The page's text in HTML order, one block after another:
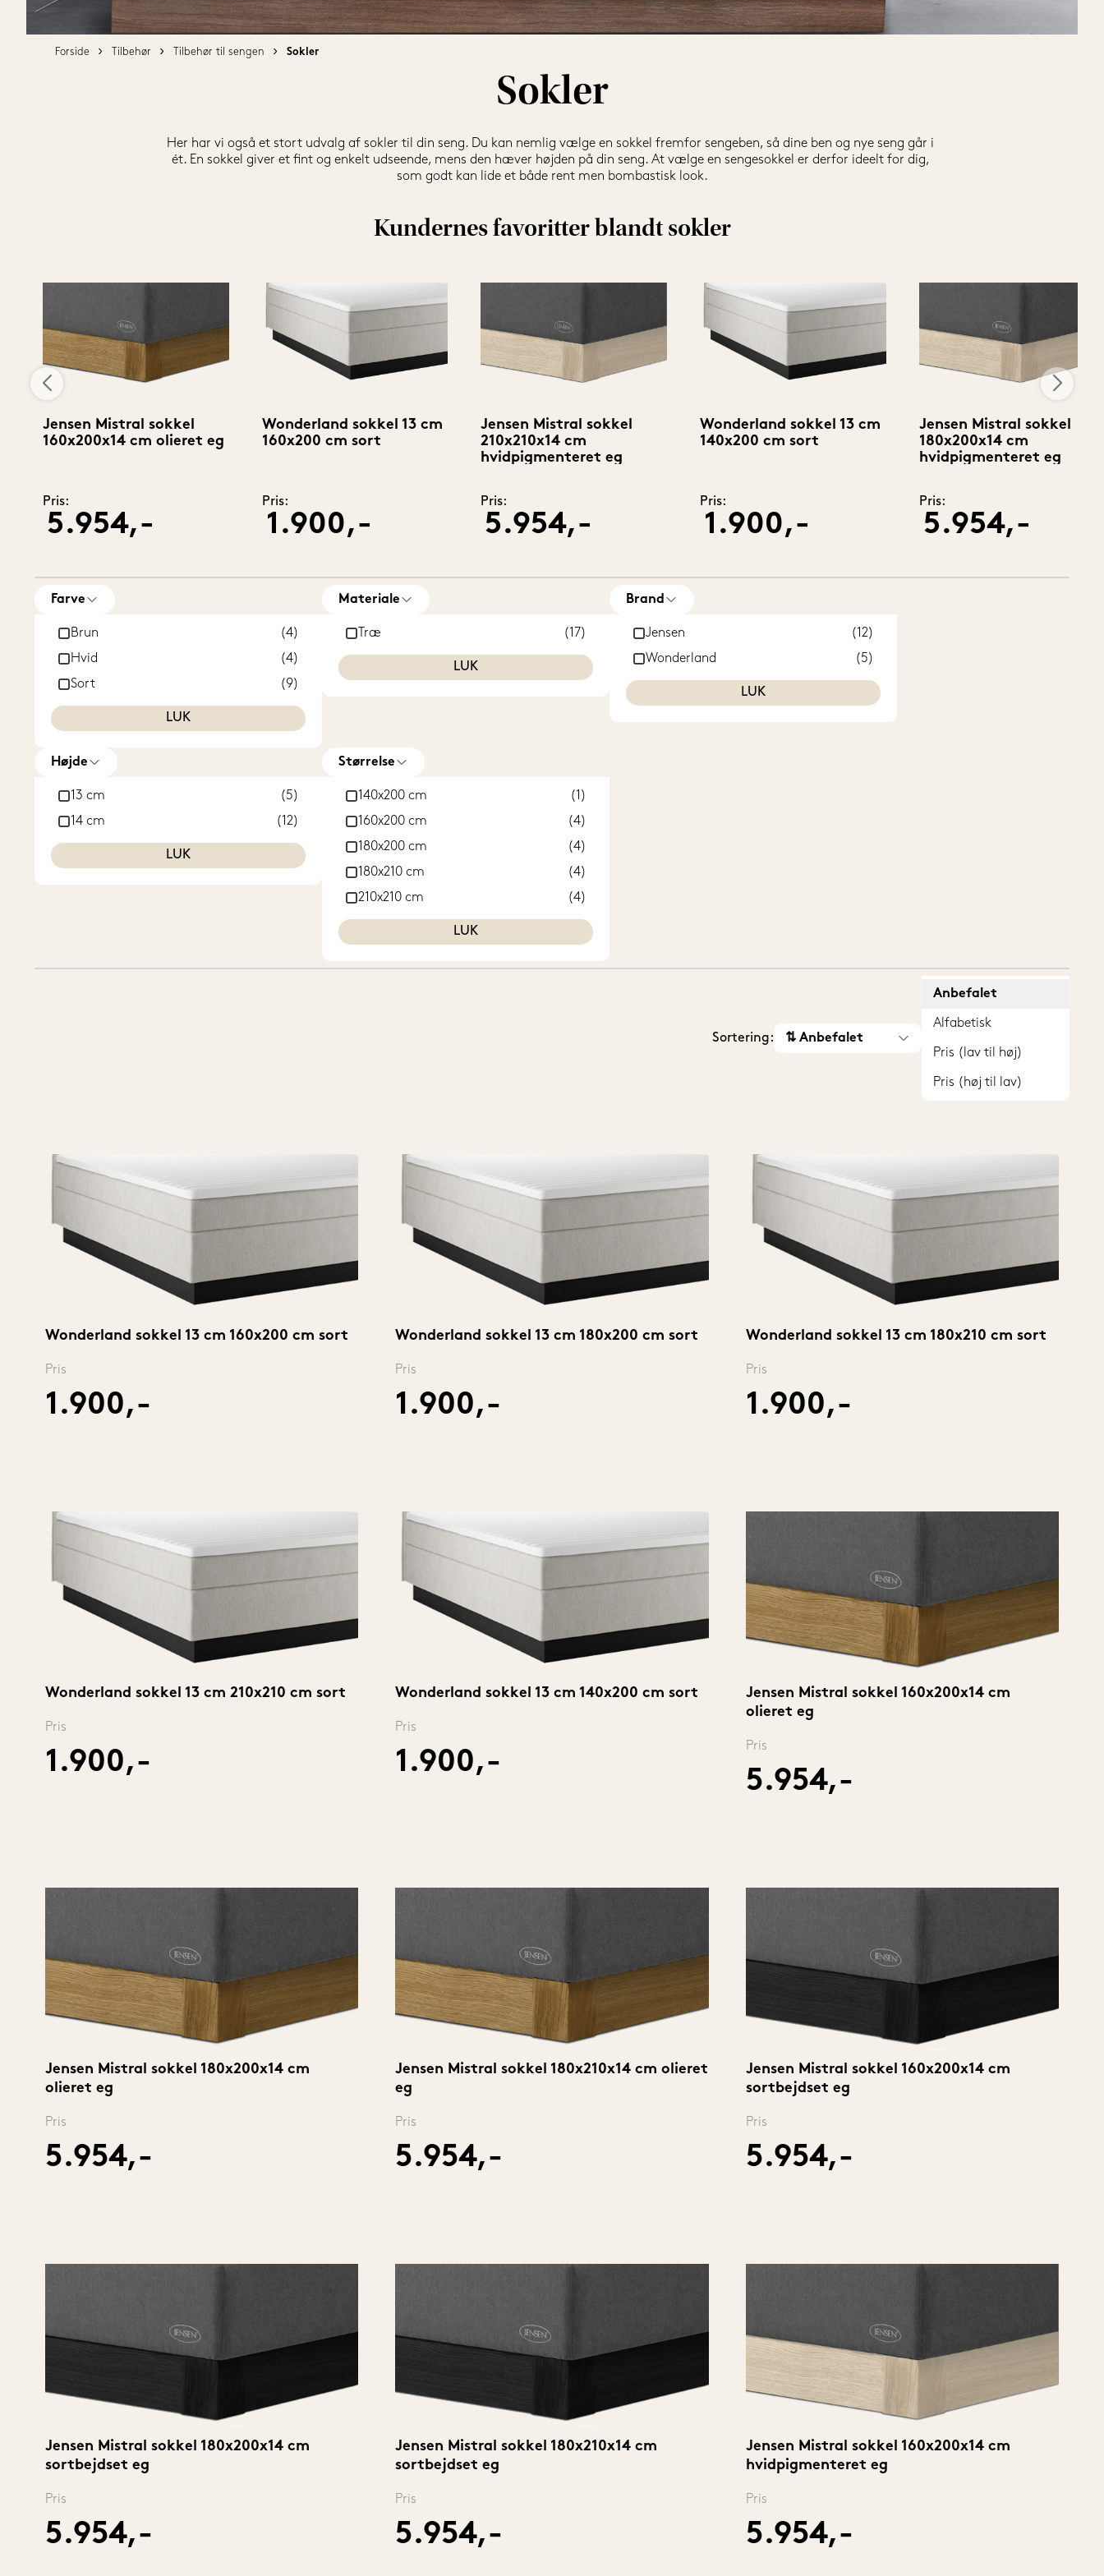
Alle senge
80x200 cm
80x200 cm
90x200 cm
Forside Tilbehør Tilbehør til sengen Sokler
Sokler
Her har vi også et stort udvalg af sokler til din seng. Du kan nemlig vælge en sokkel fremfor sengeben, så dine ben og nye seng går i
ét. En sokkel giver et fint og enkelt udseende, mens den hæver højden på din seng. At vælge en sengesokkel er derfor ideelt for dig,
som godt kan lide et både rent men bombastisk look.
Kundernes favoritter blandt sokler
Jensen Mistral sokkel
160x200x14 cm olieret eg
Pris:
5.954,-
Wonderland sokkel 13 cm
160x200 cm sort
Pris:
1.900,-
Jensen Mistral sokkel
210x210x14 cm
hvidpigmenteret eg
Pris:
5.954,-
Wonderland sokkel 13 cm
140x200 cm sort
Pris:
1.900,-
Jensen Mistral sokkel
180x200x14 cm
hvidpigmenteret eg
Pris:
5.954,-
Farve
Brun
(4)
Hvid
(4)
Sort
(9)
LUK
Materiale
Træ (17)
LUK
Brand
Jensen
(12)
Wonderland
(5)
LUK
Højde
13 cm
(5)
14 cm
(12)
LUK
Størrelse
140x200 cm
(1)
160x200 cm
(4)
180x200 cm
(4)
180x210 cm
(4)
210x210 cm
(4)
LUK
Sortering: ⇅ Anbefalet
Anbefalet
Alfabetisk
Pris (lav til høj)
Pris (høj til lav)
Wonderland sokkel 13 cm 160x200 cm sort
Pris
1.900,-
Wonderland sokkel 13 cm 180x200 cm sort
Pris
1.900,-
Wonderland sokkel 13 cm 180x210 cm sort
Pris
1.900,-
Wonderland sokkel 13 cm 210x210 cm sort
Pris
1.900,-
Wonderland sokkel 13 cm 140x200 cm sort
Pris
1.900,-
Jensen Mistral sokkel 160x200x14 cm
olieret eg
Pris
5.954,-
Jensen Mistral sokkel 180x200x14 cm
olieret eg
Pris
5.954,-
Jensen Mistral sokkel 180x210x14 cm olieret
eg
Pris
5.954,-
Jensen Mistral sokkel 160x200x14 cm
sortbejdset eg
Pris
5.954,-
Jensen Mistral sokkel 180x200x14 cm
sortbejdset eg
Pris
5.954,-
Jensen Mistral sokkel 180x210x14 cm
sortbejdset eg
Pris
5.954,-
Jensen Mistral sokkel 160x200x14 cm
hvidpigmenteret eg
Pris
5.954,-